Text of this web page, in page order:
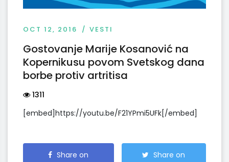
OCT 12, 2016 VESTI
Gostovanje Marije Kosanović na
Kopernikusu povom Svetskog dana
borbe protiv artritisa
1311
[embed]https://youtu.be/F21YPmi5UFk[/embed]
Share on Share on